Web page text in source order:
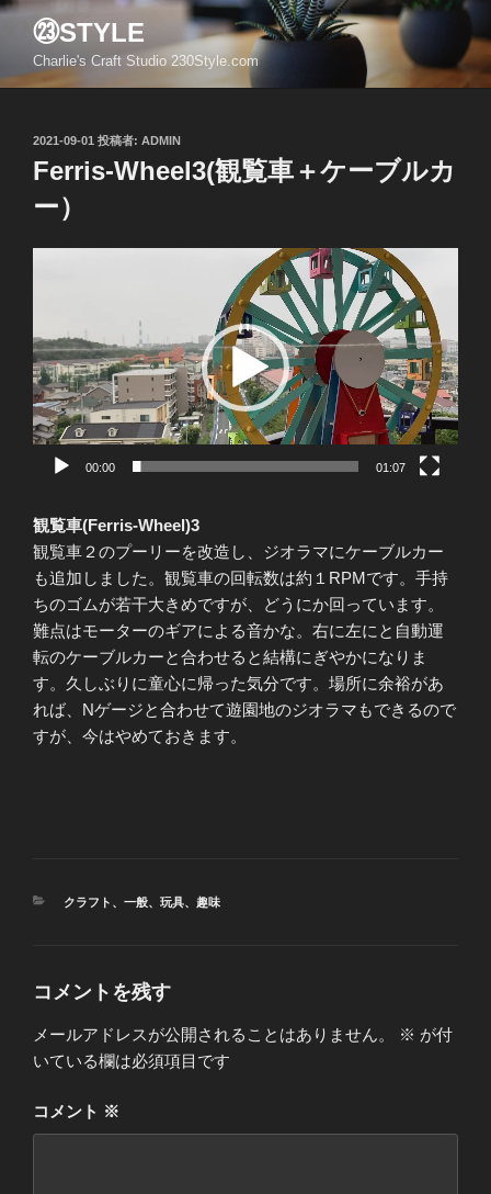
コ
ン
㉓STYLE
Charlie's Craft Studio 230Style.com
投
稿
日:
2021-09-01 投稿者: ADMIN
Ferris-Wheel3(観覧車＋ケーブルカ
ー）
レ
ー
ヤ
ー
00:00 01:07
観覧車(Ferris-Wheel)3
観覧車２のプーリーを改造し、ジオラマにケーブルカー
も追加しました。観覧車の回転数は約１RPMです。手持
ちのゴムが若干大きめですが、どうにか回っています。
難点はモーターのギアによる音かな。右に左にと自動運
転のケーブルカーと合わせると結構にぎやかになりま
す。久しぶりに童心に帰った気分です。場所に余裕があ
れば、Nゲージと合わせて遊園地のジオラマもできるので
すが、今はやめておきます。
カ
ー
クラフト 、 一般、 玩具、 趣味
コメントを残す
メールアドレスが公開されることはありません。 ※ が付
いている欄は必須項目です
コメント ※